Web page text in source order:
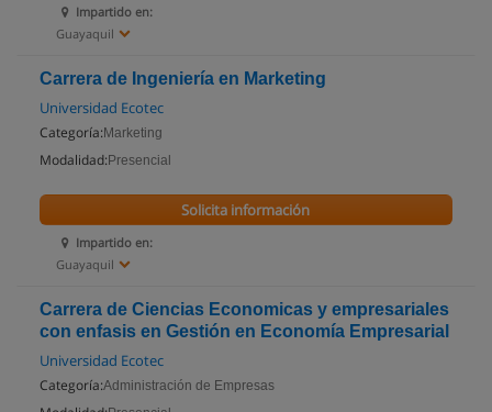
Impartido en:
Guayaquil
Carrera de Ingeniería en Marketing
Universidad Ecotec
Categoría: Marketing
Modalidad: Presencial
Impartido en:
Guayaquil
Solicita información
Carrera de Ciencias Economicas y empresariales
con enfasis en Gestión en Economía Empresarial
Universidad Ecotec
Categoría:Administración de Empresas